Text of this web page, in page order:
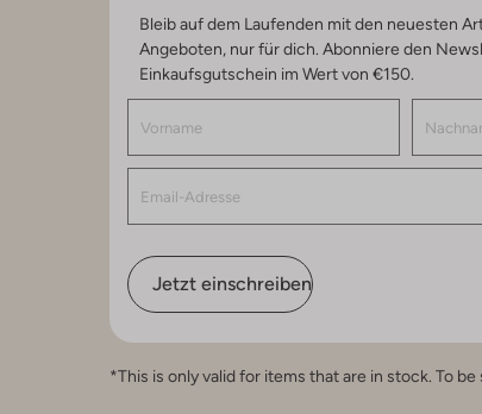
Bleib auf dem Laufenden mit den neuesten
Angeboten, nur für dich. Abonniere den
Einkaufsgutschein im Wert von €150.
Jetzt einschreiben
*This is only valid for items that are in stock. To